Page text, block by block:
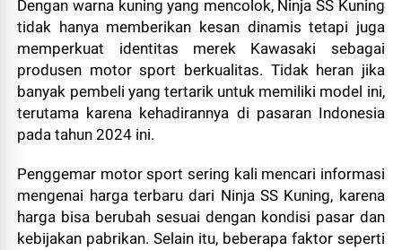
Dengan warna kuning yang mencolok, Ninja SS Kuning
tidak hanya memberikan kesan dinamis tetapi juga
memperkuat identitas merek Kawasaki sebagai
produsen motor sport berkualitas. Tidak heran jika
banyak pembeli yang tertarik untuk memiliki model ini,
terutama karena kehadirannya di pasaran Indonesia
pada tahun 2024 ini.
Penggemar motor sport sering kali mencari informasi
mengenai harga terbaru dari Ninja SS Kuning, karena
harga bisa berubah sesuai dengan kondisi pasar dan
kebijakan pabrikan. Selain itu, beberapa faktor seperti